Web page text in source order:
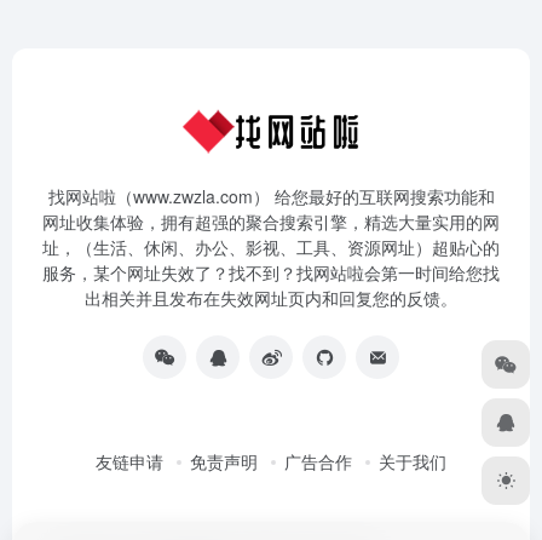
找网站啦（www.zwzla.com） 给您最好的互联网搜索功能和
网址收集体验，拥有超强的聚合搜索引擎，精选大量实用的网
址，（生活、休闲、办公、影视、工具、资源网址）超贴心的
服务，某个网址失效了？找不到？找网站啦会第一时间给您找
出相关并且发布在失效网址页内和回复您的反馈。
友链申请 免责声明 广告合作 关于我们